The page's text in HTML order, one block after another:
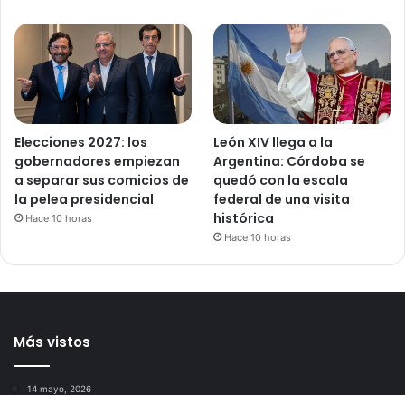
Elecciones 2027: los
gobernadores empiezan
a separar sus comicios de
la pelea presidencial
Hace 10 horas
León XIV llega a la
Argentina: Córdoba se
quedó con la escala
federal de una visita
histórica
Hace 10 horas
Más vistos
14 mayo, 2026